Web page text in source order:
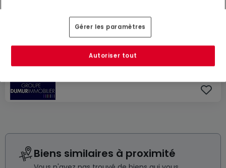
4 pièces à louer àOttange
Biens similaires à proximité
Gérer les paramètres
Autoriser tout